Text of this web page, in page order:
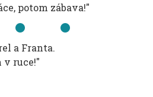
potom zábava!"
a Franta.
v ruce!"